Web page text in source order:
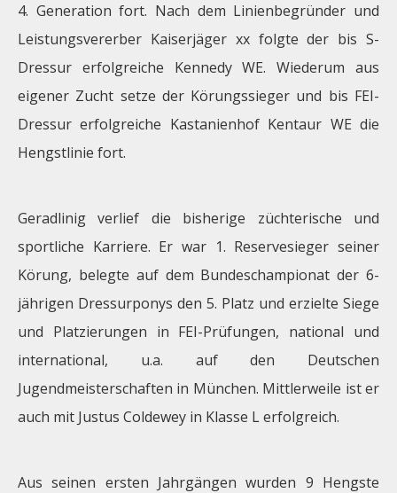
4. Generation fort. Nach dem Linienbegründer und
Leistungsvererber Kaiserjäger xx folgte der bis S-
Dressur erfolgreiche Kennedy WE. Wiederum aus
eigener Zucht setze der Körungssieger und bis FEI-
Dressur erfolgreiche Kastanienhof Kentaur WE die
Hengstlinie fort.
Geradlinig verlief die bisherige züchterische und
sportliche Karriere. Er war 1. Reservesieger seiner
Körung, belegte auf dem Bundeschampionat der 6-
jährigen Dressurponys den 5. Platz und erzielte Siege
und Platzierungen in FEI-Prüfungen, national und
international, u.a. auf den Deutschen
Jugendmeisterschaften in München. Mittlerweile ist er
auch mit Justus Coldewey in Klasse L erfolgreich.
Aus seinen ersten Jahrgängen wurden 9 Hengste